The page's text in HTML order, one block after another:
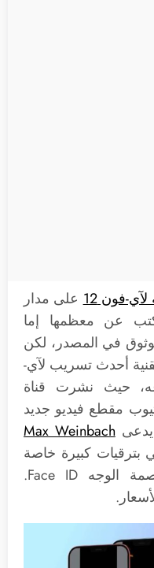
فون 12
على مدار
عن معظمها إما
في المصدر، لكن
أحدث تسريب لآي-
مقطع فيديو جديد
Max Weinbach
آي-فون 12 سيأتي بترقيات كبيرة خاصة
في الشاشة، والكاميرا و بصمة الوجه Face ID.